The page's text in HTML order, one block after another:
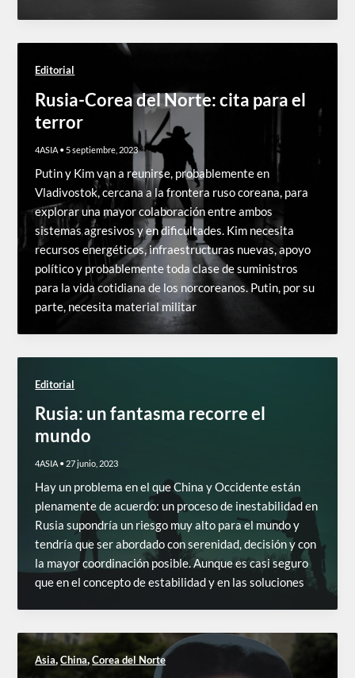
Editorial
Rusia-Corea del Norte: cita para el
terror
4ASIA • 5 septiembre, 2023
Putin y Kim van a reunirse, probablemente en
Vladivostok, cercana a la frontera ruso coreana, para
explorar una mayor colaboración entre ambos
sistemas agresivos y en dificultades. Kim necesita
recursos energéticos, infraestructuras nuevas, apoyo
político y probablemente toda clase de suministros
para la vida cotidiana de los norcoreanos. Putin, por su
parte, necesita material militar
Editorial
Rusia: un fantasma recorre el
mundo
4ASIA • 27 junio, 2023
Hay un problema en el que China y Occidente están
plenamente de acuerdo: un proceso de inestabilidad en
Rusia supondría un riesgo muy alto para el mundo y
tendría que ser abordado con serenidad, decisión y con
la mayor coordinación posible. Aunque es casi seguro
que en el concepto de estabilidad y en las soluciones
Asia,China,Corea del Norte